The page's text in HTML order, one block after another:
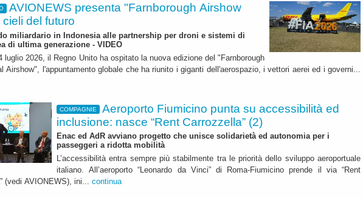
AVIONEWS presenta "Farnborough Airshow
cieli del futuro
miliardario in Indonesia alle partnership per droni e sistemi di
di ultima generazione - VIDEO
luglio 2026, il Regno Unito ha ospitato la nuova edizione del "Farnborough
Airshow", l'appuntamento globale che ha riunito i giganti dell'aerospazio, i vettori aerei ed i governi...
COMPAGNIE
Aeroporto Fiumicino punta su accessibilità ed
inclusione: nasce “Rent Carrozzella” (2)
Enac ed AdR avviano progetto che unisce solidarietà ed autonomia per i
passeggeri a ridotta mobilità
L’accessibilità entra sempre più stabilmente tra le priorità dello sviluppo aeroportuale
italiano. All’aeroporto “Leonardo da Vinci” di Roma-Fiumicino prende il via “Rent
(vedi AVIONEWS), ini... continua